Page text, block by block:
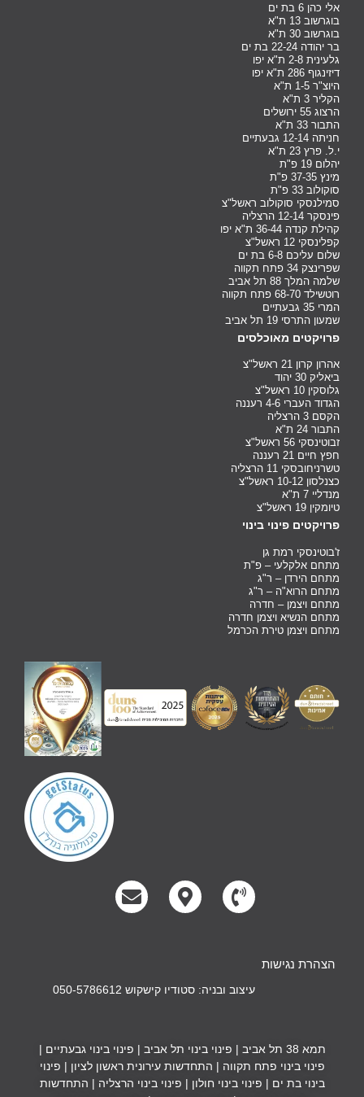
אלי כהן 6 בת ים
בוגרשוב 13 ת"א
בוגרשוב 30 ת"א
בר יהודה 22-24 בת ים
גלעינית 2-8 ת"א יפו
דיזינגוף 286 ת"א יפו
היוצ"ר 1-5 ת"א
הקליר 3 ת"א
הרצוג 55 ירושלים
התבור 33 ת"א
חניתה 12-14 גבעתיים
י.ל. פרץ 23 ת"א
יהלום 19 פ"ת
מינץ 37-35 פ"ת
סוקולוב 33 פ"ת
סמילנסקי סוקולוב ראשל"צ
פינסקר 12-14 הרצליה
קהילת קנדה 36-44 ת"א יפו
קפלינסקי 12 ראשל"צ
שלום עליכם 6-8 בת ים
שפרינצק 34 פתח תקווה
שלמה המלך 88 תל אביב
רוטשילד 68-70 פתח תקווה
המרי 35 גבעתיים
שמעון התרסי 19 תל אביב
פרויקטים מאוכלסים
אהרון קרון 21 ראשל"צ
ביאליק 30 יהוד
גלוסקין 10 ראשל"צ
הגדוד העברי 4-6 רעננה
הקסם 3 הרצליה
התבור 24 ת"א
זבוטינסקי 56 ראשל"צ
חפץ חיים 21 רעננה
טשרניחובסקי 11 הרצליה
כצנלסון 10-12 ראשל"צ
מנדליי 7 ת"א
טיומקין 19 ראשל"צ
פרויקטים פינוי בינוי
ז'בוטינסקי רמת גן
מתחם אלקלעי – פ"ת
מתחם הירדן – ר"ג
מתחם הרוא"ה – ר"ג
מתחם ויצמן – חדרה
מתחם הנשיא ויצמן חדרה
מתחם ויצמן טירת הכרמל
הצהרת נגישות
עיצוב ובניה: סטודיו קישקוש 050-5786612
תמא 38 תל אביב | פינוי בינוי תל אביב| פינוי בינוי גבעתיים |
פינוי בינוי פתח תקווה | התחדשות עירונית ראשון לציון | פינוי
בינוי בת ים | פינוי בינוי חולון | פינוי בינוי הרצליה | התחדשות